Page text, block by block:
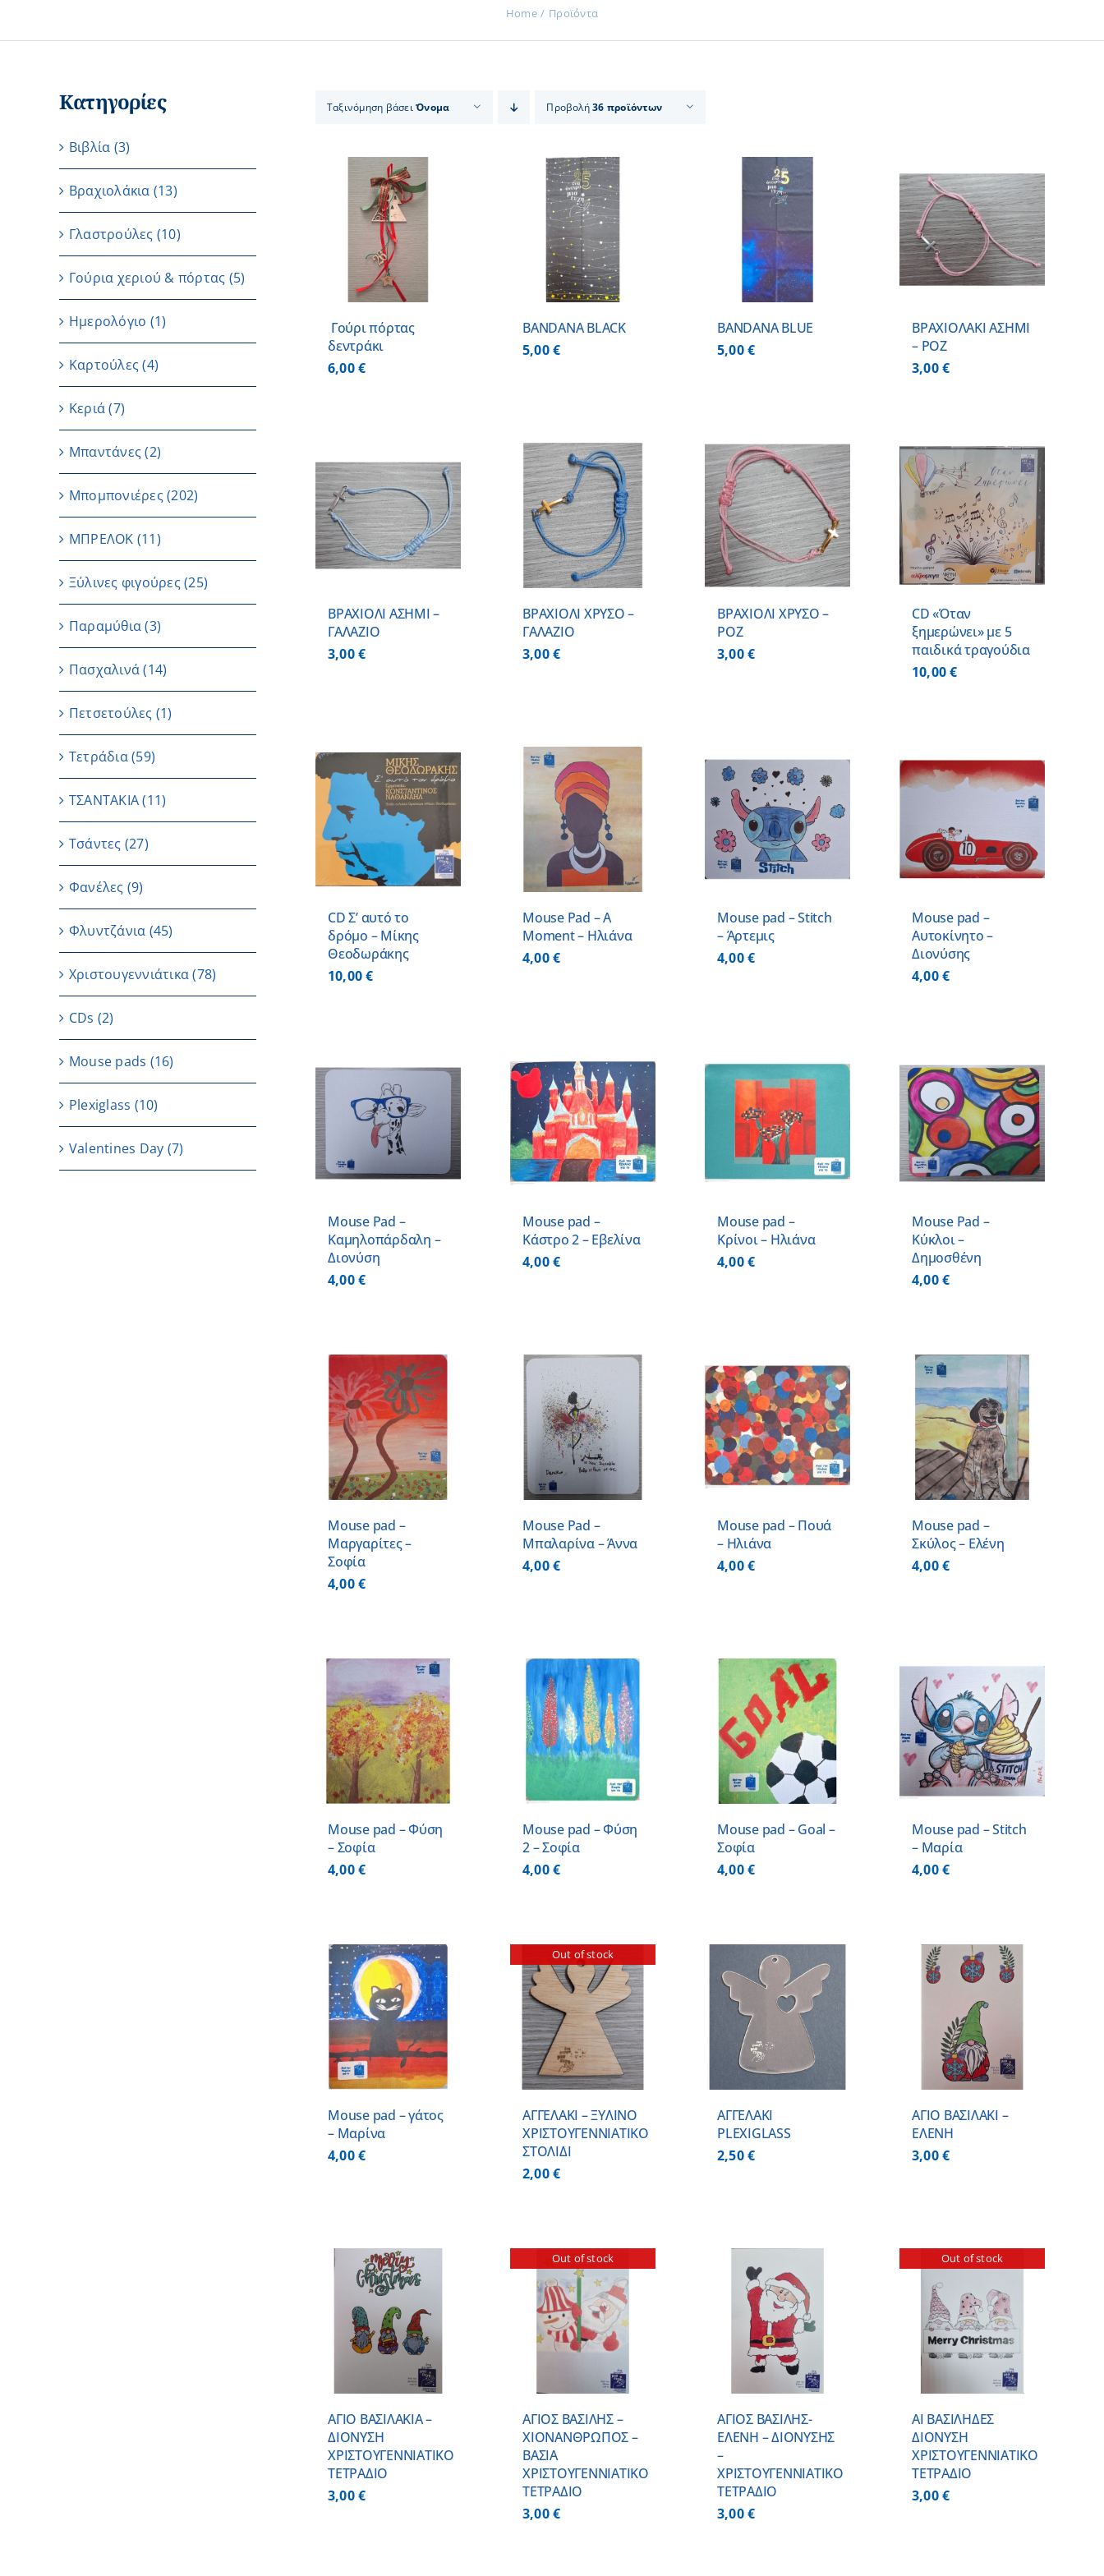
Home Προϊόντα
Ταξινόμηση βάσειΌνομα Προβολή36 προϊόντων
ΠΡΟΣΘΗΚΗ ΣΤΟ
Γούρι πόρτας
δεντράκι
6,00€
ΠΡΟΣΘΗΚΗ ΣΤΟ
ΛΕΠΤΟΜΕΡΕΙΕΣ
BANDANA BLACK
5,00€
ΠΡΟΣΘΗΚΗ ΣΤΟ
ΛΕΠΤΟΜΕΡΕΙΕΣ
BANDANA BLUE
5,00€
ΠΡΟΣΘΗΚΗ ΣΤΟ
ΚΑΛΑΘΙ
ΛΕΠΤΟΜΕΡΕΙΕΣ
BΡΑΧΙΟΛΑΚΙ ΑΣΗΜΙ
– ΡΟΖ
3,00€
ΚΑΛΑΘΙ
BΡΑΧΙΟΛΙ ΑΣΗΜΙ –
ΓΑΛΑΖΙΟ
3,00€
ΠΡΟΣΘΗΚΗ ΣΤΟ
ΚΑΛΑΘΙ
/
ΛΕΠΤΟΜΕΡΕΙΕΣ
BΡΑΧΙΟΛΙ ΧΡΥΣΟ –
ΓΑΛΑΖΙΟ
3,00€
ΠΡΟΣΘΗΚΗ ΣΤΟ
ΚΑΛΑΘΙ
ΛΕΠΤΟΜΕΡΕΙΕΣ
BΡΑΧΙΟΛΙ ΧΡΥΣΟ –
ΡΟΖ
3,00€
ΠΡΟΣΘΗΚΗ ΣΤΟ
ΚΑΛΑΘΙ
/
ΛΕΠΤΟΜΕΡΕΙΕΣ
CD «Όταν
ξημερώνει» με 5
παιδικά τραγούδια
10,00€
ΚΑΛΑΘΙ
CD Σ’ αυτό το
δρόμο – Μίκης
Θεοδωράκης
10,00€
ΠΡΟΣΘΗΚΗ ΣΤΟ
ΚΑΛΑΘΙ
ΛΕΠΤΟΜΕΡΕΙΕΣ
Mouse Pad – A
Moment – Ηλιάνα
4,00€
ΠΡΟΣΘΗΚΗ ΣΤΟ
ΚΑΛΑΘΙ
ΛΕΠΤΟΜΕΡΕΙΕΣ
Mouse pad – Stitch
– Άρτεμις
4,00€
ΠΡΟΣΘΗΚΗ ΣΤΟ
ΚΑΛΑΘΙ
ΛΕΠΤΟΜΕΡΕΙΕΣ
Mouse pad –
Αυτοκίνητο –
Διονύσης
4,00€
ΚΑΛΑΘΙ
Mouse Pad –
Καμηλοπάρδαλη –
Διονύση
4,00€
ΠΡΟΣΘΗΚΗ ΣΤΟ
ΛΕΠΤΟΜΕΡΕΙΕΣ
Mouse pad –
Κάστρο 2 – Εβελίνα
4,00€
ΠΡΟΣΘΗΚΗ ΣΤΟ
ΚΑΛΑΘΙ
ΛΕΠΤΟΜΕΡΕΙΕΣ
Mouse pad –
Κρίνοι – Ηλιάνα
4,00€
ΠΡΟΣΘΗΚΗ ΣΤΟ
ΚΑΛΑΘΙ
ΛΕΠΤΟΜΕΡΕΙΕΣ
Mouse Pad –
Κύκλοι –
Δημοσθένη
4,00€
Mouse pad –
Μαργαρίτες –
Σοφία
4,00€
ΠΡΟΣΘΗΚΗ ΣΤΟ
ΚΑΛΑΘΙ
ΛΕΠΤΟΜΕΡΕΙΕΣ
Mouse Pad –
Μπαλαρίνα – Άννα
4,00€
ΠΡΟΣΘΗΚΗ ΣΤΟ
ΚΑΛΑΘΙ
ΛΕΠΤΟΜΕΡΕΙΕΣ
Mouse pad – Πουά
– Ηλιάνα
4,00€
ΠΡΟΣΘΗΚΗ ΣΤΟ
ΚΑΛΑΘΙ
/
ΛΕΠΤΟΜΕΡΕΙΕΣ
Mouse pad –
Σκύλος – Ελένη
4,00€
Mouse pad – Φύση
– Σοφία
4,00€
ΠΡΟΣΘΗΚΗ ΣΤΟ
ΚΑΛΑΘΙ
ΛΕΠΤΟΜΕΡΕΙΕΣ
Mouse pad – Φύση
2 – Σοφία
4,00€
ΠΡΟΣΘΗΚΗ ΣΤΟ
ΚΑΛΑΘΙ
ΛΕΠΤΟΜΕΡΕΙΕΣ
Mouse pad – Goal –
Σοφία
4,00€
ΠΡΟΣΘΗΚΗ ΣΤΟ
ΚΑΛΑΘΙ
ΛΕΠΤΟΜΕΡΕΙΕΣ
Mouse pad – Stitch
– Μαρία
4,00€
Mouse pad – γάτος
– Μαρίνα
4,00€
Out of stock
ΛΕΠΤΟΜΕΡΕΙΕΣ
ΑΓΓΕΛΑΚΙ – ΞΥΛΙΝO
ΧΡΙΣΤΟΥΓΕΝΝΙΑΤΙΚO
ΣΤΟΛΙΔΙ
2,00€
ΠΡΟΣΘΗΚΗ ΣΤΟ
ΚΑΛΑΘΙ
ΛΕΠΤΟΜΕΡΕΙΕΣ
ΑΓΓΕΛΑΚΙ
PLEXIGLASS
2,50€
ΠΡΟΣΘΗΚΗ ΣΤΟ
ΚΑΛΑΘΙ
ΛΕΠΤΟΜΕΡΕΙΕΣ
ΑΓΙΟ ΒΑΣΙΛΑΚΙ –
ΕΛΕΝΗ
3,00€
ΑΓΙΟ ΒΑΣΙΛΑΚΙΑ –
ΔΙΟΝΥΣΗ
ΧΡΙΣΤΟΥΓΕΝΝΙΑΤΙΚΟ
ΤΕΤΡΑΔΙΟ
3,00€
Out of stock
ΛΕΠΤΟΜΕΡΕΙΕΣ
ΑΓΙΟΣ ΒΑΣΙΛΗΣ –
ΧΙΟΝΑΝΘΡΩΠΟΣ –
ΒΑΣΙΑ
ΧΡΙΣΤΟΥΓΕΝΝΙΑΤΙΚΟ
ΤΕΤΡΑΔΙΟ
3,00€
ΠΡΟΣΘΗΚΗ ΣΤΟ
ΚΑΛΑΘΙ
ΛΕΠΤΟΜΕΡΕΙΕΣ
ΑΓΙΟΣ ΒΑΣΙΛΗΣ-
ΕΛΕΝΗ – ΔΙΟΝΥΣΗΣ
–
ΧΡΙΣΤΟΥΓΕΝΝΙΑΤΙΚΟ
ΤΕΤΡΑΔΙΟ
3,00€
Out of stock
ΛΕΠΤΟΜΕΡΕΙΕΣ
ΑΙ ΒΑΣΙΛΗΔΕΣ
ΔΙΟΝΥΣΗ
ΧΡΙΣΤΟΥΓΕΝΝΙΑΤΙΚΟ
ΤΕΤΡΑΔΙΟ
3,00€
Κατηγορίες
Βιβλία (3)
Βραχιολάκια (13)
Γλαστρούλες (10)
Γούρια χεριού & πόρτας (5)
Ημερολόγιο (1)
Καρτούλες (4)
Κεριά (7)
Μπαντάνες (2)
Μπομπονιέρες(202)
ΜΠΡΕΛΟΚ (11)
Ξύλινες φιγούρες(25)
Παραμύθια (3)
Πασχαλινά (14)
Πετσετούλες (1)
Τετράδια(59)
ΤΣΑΝΤΑΚΙΑ (11)
Τσάντες (27)
Φανέλες (9)
Φλυντζάνια (45)
Χριστουγεννιάτικα(78)
CDs (2)
Μouse pads (16)
Plexiglass (10)
Valentines Day (7)